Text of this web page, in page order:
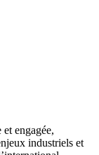
engagée,
industriels et